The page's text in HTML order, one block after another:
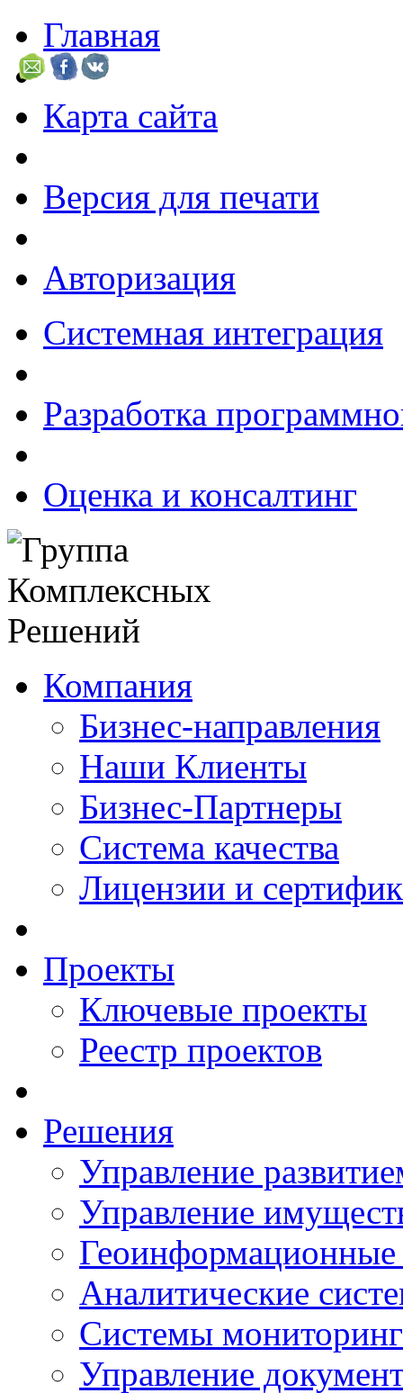
Главная
Карта сайта
Версия для печати
Авторизация
Системная интеграция
Разработка
Оценка и консалтинг
Компания
Бизнес-направления
Наши Клиенты
Бизнес-Партнеры
Система качества
Лицензии и
Проекты
Ключевые проекты
Реестр проектов
Решения
Управление
Управление
Аналитические
Системы
Управление